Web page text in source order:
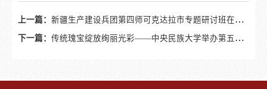
上一篇： 新疆生产建设兵团第四师可克达拉市专题研讨班在我校举办
下一篇： 传统瑰宝绽放绚丽光彩——中央民族大学举办第五届中医药文化节